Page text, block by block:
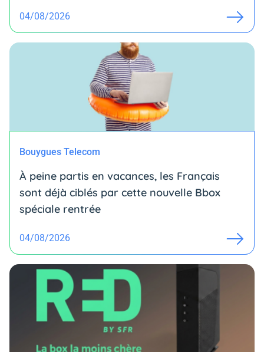
04/08/2026
Bouygues Telecom
À peine partis en vacances, les Français
sont déjà ciblés par cette nouvelle Bbox
spéciale rentrée
04/08/2026